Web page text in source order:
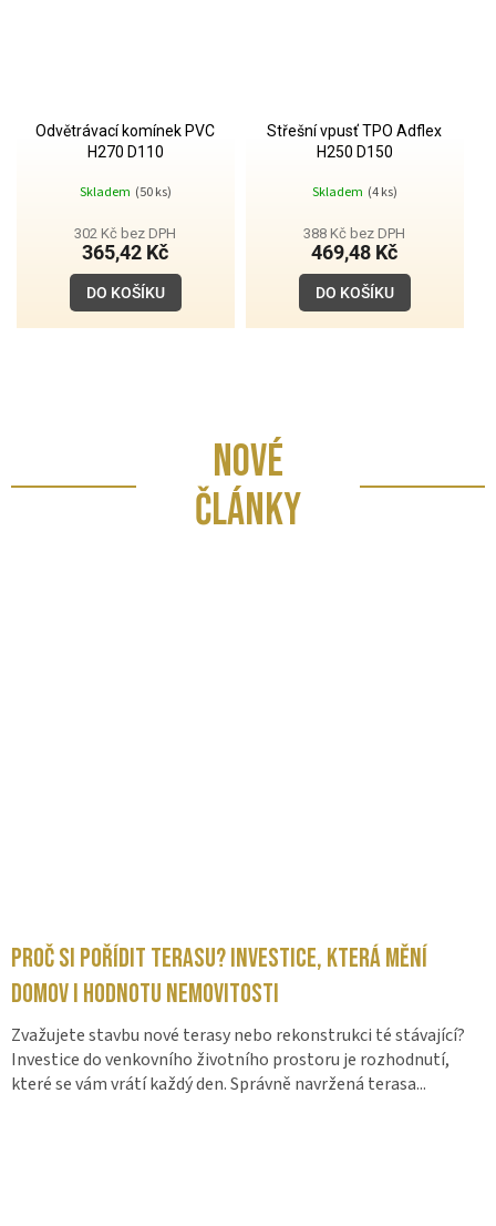
Odvětrávací komínek PVC
H270 D110
Skladem (50 ks)
302 Kč bez DPH
365,42 Kč
DO KOŠÍKU
Střešní vpusť TPO Adflex
H250 D150
Skladem (4 ks)
388 Kč bez DPH
469,48 Kč
DO KOŠÍKU
NOVÉ
ČLÁNKY
Proč si pořídit terasu? Investice, která mění
domov i hodnotu nemovitosti
Zvažujete stavbu nové terasy nebo rekonstrukci té stávající?
Investice do venkovního životního prostoru je rozhodnutí,
které se vám vrátí každý den. Správně navržená terasa...